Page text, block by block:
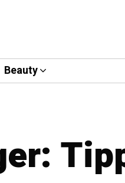
Beauty